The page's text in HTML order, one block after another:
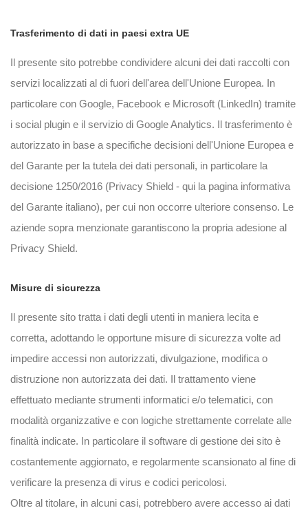
Trasferimento di dati in paesi extra UE
Il presente sito potrebbe condividere alcuni dei dati raccolti con
servizi localizzati al di fuori dell'area dell'Unione Europea. In
particolare con Google, Facebook e Microsoft (LinkedIn) tramite
i social plugin e il servizio di Google Analytics. Il trasferimento è
autorizzato in base a specifiche decisioni dell'Unione Europea e
del Garante per la tutela dei dati personali, in particolare la
decisione 1250/2016 (Privacy Shield - qui la pagina informativa
del Garante italiano), per cui non occorre ulteriore consenso. Le
aziende sopra menzionate garantiscono la propria adesione al
Privacy Shield.
Misure di sicurezza
Il presente sito tratta i dati degli utenti in maniera lecita e
corretta, adottando le opportune misure di sicurezza volte ad
impedire accessi non autorizzati, divulgazione, modifica o
distruzione non autorizzata dei dati. Il trattamento viene
effettuato mediante strumenti informatici e/o telematici, con
modalità organizzative e con logiche strettamente correlate alle
finalità indicate. In particolare il software di gestione dei sito è
costantemente aggiornato, e regolarmente scansionato al fine di
verificare la presenza di virus e codici pericolosi.
Oltre al titolare, in alcuni casi, potrebbero avere accesso ai dati